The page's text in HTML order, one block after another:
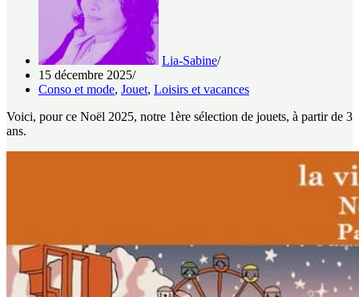
Lia-Sabine
15 décembre 2025
Conso et mode, Jouet, Loisirs et vacances
Voici, pour ce Noël 2025, notre 1ère sélection de jouets, à partir de 3
ans.